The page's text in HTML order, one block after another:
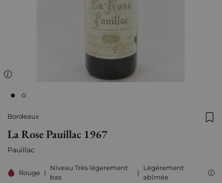
Bordeaux
La Rose Pauillac 1967
Pauillac
Rouge |
Niveau Très légerement
bas
|
Légèrement
abîmée